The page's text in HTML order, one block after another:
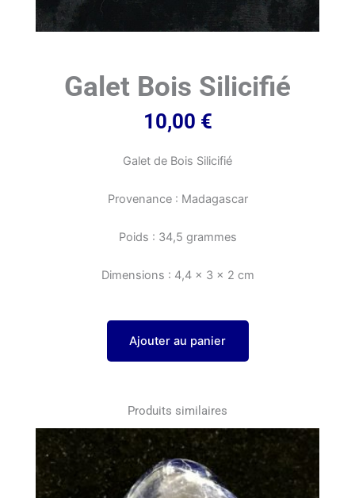
Galet Bois Silicifié
10,00 €
Galet de Bois Silicifié
Provenance : Madagascar
Poids : 34,5 grammes
Dimensions : 4,4 x 3 x 2 cm
Ajouter au panier
Produits similaires